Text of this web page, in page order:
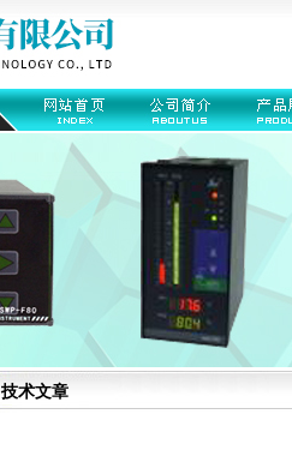
技术文章